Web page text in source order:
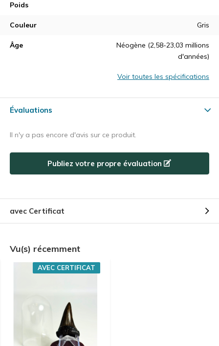
Poids
Couleur Gris
Âge
Néogène (2,58-23,03 millions
d'années)
Voir toutes les spécifications
Évaluations
Il n'y a pas encore d'avis sur ce produit.
Publiez votre propre évaluation
avec Certificat
Vu(s) récemment
AVEC CERTIFICAT